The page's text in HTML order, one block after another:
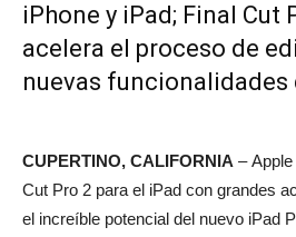
iPhone y iPad; Final Cut
acelera el proceso de
nuevas funcionalidades
CUPERTINO, CALIFORNIA –
Cut Pro 2 para el iPad con grandes
el increíble potencial del nuevo iPad